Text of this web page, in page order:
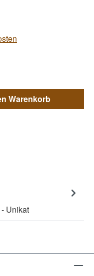
Warenkorb
Unikat